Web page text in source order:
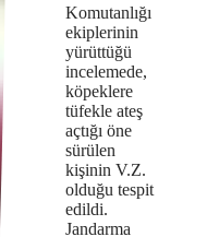
Komutanlığı
ekiplerinin
yürüttüğü
incelemede,
köpeklere
tüfekle ateş
açtığı öne
sürülen
kişinin V.Z.
olduğu tespit
edildi.
Jandarma